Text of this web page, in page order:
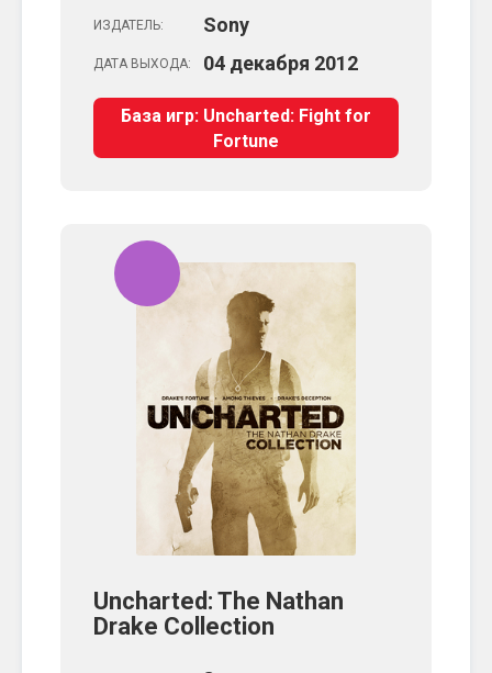
ИЗДАТЕЛЬ: Sony
ДАТА ВЫХОДА: 04 декабря 2012
База игр: Uncharted: Fight for
Fortune
Uncharted: The Nathan
Drake Collection